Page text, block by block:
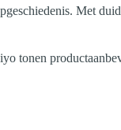
Met
tonen